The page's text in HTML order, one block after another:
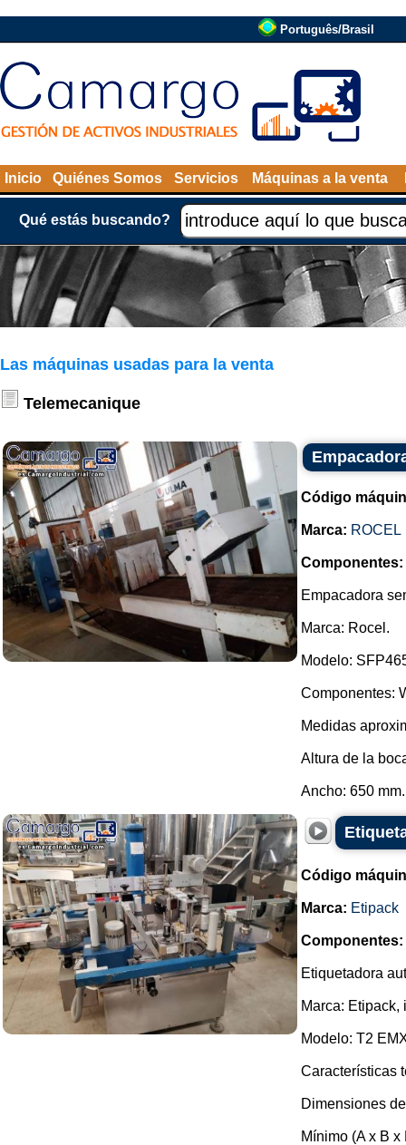
Português/Brasil
Inicio Quiénes Somos Servicios Máquinas a la venta
Qué estás buscando?
Las máquinas usadas para la venta
Telemecanique
Código
Marca: ROCEL
Componentes:
Empacadora
Marca: Rocel.
Modelo:
Componentes:
Medidas
Altura de la
Ancho: 650
Código
Marca: Etipack
Componentes:
Etiquetadora
Marca: Etipack,
Modelo: T2
Características
Dimensiones
Mínimo (A x B x